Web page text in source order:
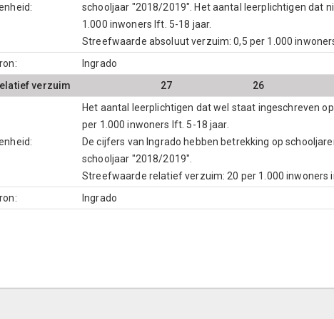
schooljaar "2018/2019". Het aantal leerplichtigen dat
1.000 inwoners lft. 5-18 jaar.
Streefwaarde absoluut verzuim: 0,5 per 1.000
Ingrado
verzuim
27 26
Het aantal leerplichtigen dat wel staat ingeschreven
per 1.000 inwoners lft. 5-18 jaar.
De cijfers van Ingrado hebben betrekking op
schooljaar "2018/2019".
Streefwaarde relatief verzuim: 20 per 1.000 inwoners
Ingrado